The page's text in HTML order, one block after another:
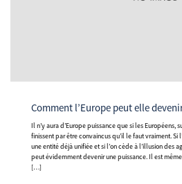
Comment l’Europe peut elle
Il n’y aura d’Europe puissance que si les Européens, surmontant leur fatigue historique,
finissent par être convaincus qu’il le faut vraiment. Si
une entité déjà unifiée et si l’on cède à l’illusion des
peut évidemment devenir une puissance. Il est
[…]